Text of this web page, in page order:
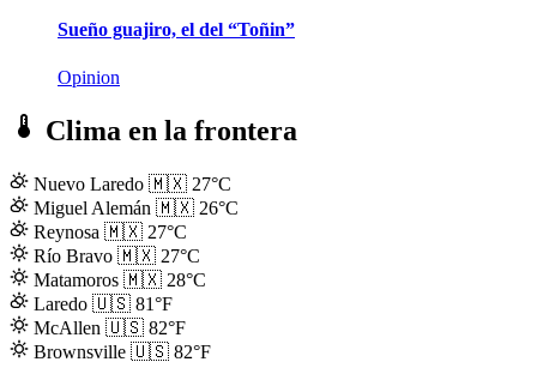
Sueño guajiro, el del “Toñin”
Opinion
Clima en la frontera
Nuevo Laredo 🇲🇽 27°C
Miguel Alemán 🇲🇽 26°C
Reynosa 🇲🇽 27°C
Río Bravo 🇲🇽 27°C
Matamoros 🇲🇽 28°C
Laredo 🇺🇸 81°F
McAllen 🇺🇸 82°F
Brownsville 🇺🇸 82°F